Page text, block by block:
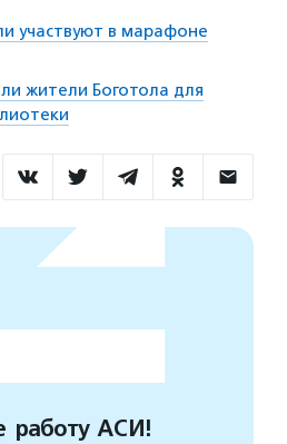
участвуют в марафоне
жители Боготола для
работу АСИ!